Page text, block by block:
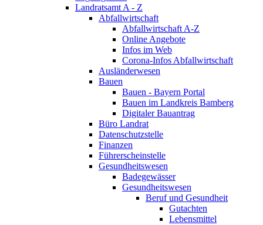
Landratsamt A - Z
Abfallwirtschaft
Abfallwirtschaft A-Z
Online Angebote
Infos im Web
Corona-Infos Abfallwirtschaft
Ausländerwesen
Bauen
Bauen - Bayern Portal
Bauen im Landkreis Bamberg
Digitaler Bauantrag
Büro Landrat
Datenschutzstelle
Finanzen
Führerscheinstelle
Gesundheitswesen
Badegewässer
Gesundheitswesen
Beruf und Gesundheit
Gutachten
Lebensmittel